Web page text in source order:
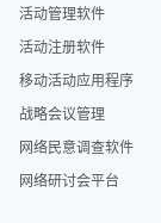
活动管理软件
活动注册软件
移动活动应用程序
战略会议管理
网络民意调查软件
网络研讨会平台